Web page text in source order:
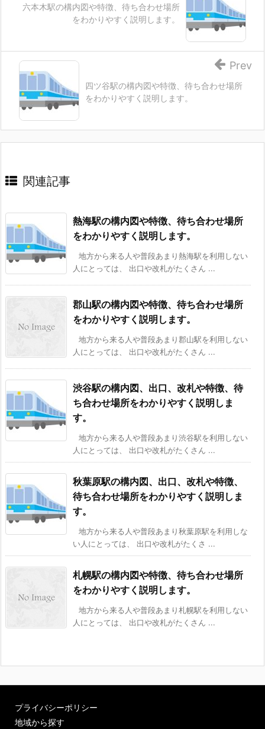
六本木駅の構内図や特徴、待ち合わせ場所
をわかりやすく説明します。
四ツ谷駅の構内図や特徴、待ち合わせ場所
をわかりやすく説明します。
Prev
関連記事
熱海駅の構内図や特徴、待ち合わせ場所
をわかりやすく説明します。
地方から来る人や普段あまり熱海駅を利用しない
人にとっては、 出口や改札がたくさん ...
郡山駅の構内図や特徴、待ち合わせ場所
をわかりやすく説明します。
地方から来る人や普段あまり郡山駅を利用しない
人にとっては、 出口や改札がたくさん ...
渋谷駅の構内図、出口、改札や特徴、待
ち合わせ場所をわかりやすく説明しま
す。
地方から来る人や普段あまり渋谷駅を利用しない
人にとっては、 出口や改札がたくさん ...
秋葉原駅の構内図、出口、改札や特徴、
待ち合わせ場所をわかりやすく説明しま
す。
地方から来る人や普段あまり秋葉原駅を利用しな
い人にとっては、 出口や改札がたくさ ...
札幌駅の構内図や特徴、待ち合わせ場所
をわかりやすく説明します。
地方から来る人や普段あまり札幌駅を利用しない
人にとっては、 出口や改札がたくさん ...
プライバシーポリシー
地域から探す